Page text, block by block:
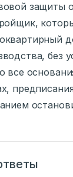
защиты
без
все